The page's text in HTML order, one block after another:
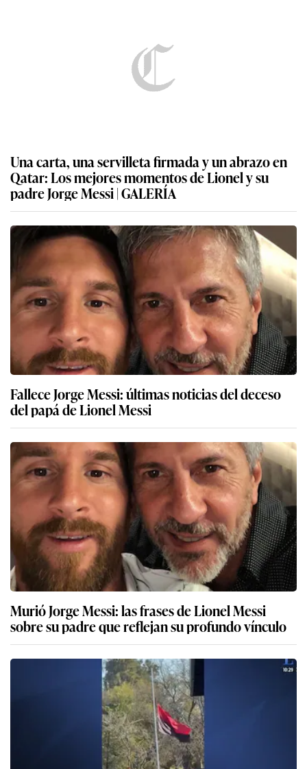
Una carta, una servilleta firmada y un abrazo en
Qatar: Los mejores momentos de Lionel y su
padre Jorge Messi | GALERÍA
Fallece Jorge Messi: últimas noticias del deceso
del papá de Lionel Messi
Murió Jorge Messi: las frases de Lionel Messi
sobre su padre que reflejan su profundo vínculo